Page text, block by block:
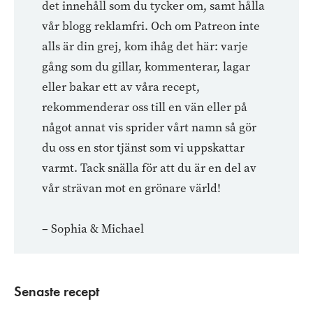
det innehåll som du tycker om, samt hålla
vår blogg reklamfri. Och om Patreon inte
alls är din grej, kom ihåg det här: varje
gång som du gillar, kommenterar, lagar
eller bakar ett av våra recept,
rekommenderar oss till en vän eller på
något annat vis sprider vårt namn så gör
du oss en stor tjänst som vi uppskattar
varmt. Tack snälla för att du är en del av
vår strävan mot en grönare värld!
– Sophia & Michael
Senaste recept